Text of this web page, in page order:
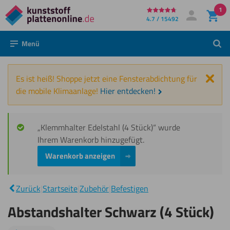
Direkt
zum
Inhalt
4.7 / 15492 Mein Konto
Anmelden
1
Menü
Es ist heiß! Shoppe jetzt eine Fensterabdichtung für
die mobile Klimaanlage! Hier entdecken!
„Klemmhalter Edelstahl (4 Stück)“ wurde
Ihrem Warenkorb hinzugefügt.
Warenkorb anzeigen
Zurück StartseiteZubehör Befestigen
Schwarz (4
Stück)
Abstandshalter Schwarz (4 Stück)